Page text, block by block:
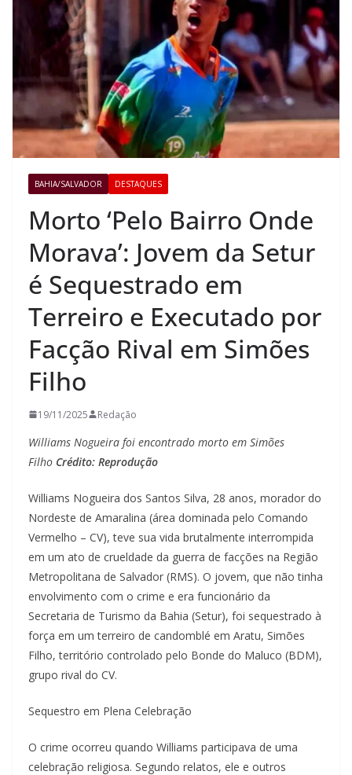
BAHIA/SALVADOR DESTAQUES
Morto ‘Pelo Bairro Onde
Morava’: Jovem da Setur
é Sequestrado em
Terreiro e Executado por
Facção Rival em Simões
Filho
19/11/2025 Redação
Williams Nogueira foi encontrado morto em Simões
Filho Crédito: Reprodução
Williams Nogueira dos Santos Silva, 28 anos, morador do
Nordeste de Amaralina (área dominada pelo Comando
Vermelho – CV), teve sua vida brutalmente interrompida
em um ato de crueldade da guerra de facções na Região
Metropolitana de Salvador (RMS). O jovem, que não tinha
envolvimento com o crime e era funcionário da
Secretaria de Turismo da Bahia (Setur), foi sequestrado à
força em um terreiro de candomblé em Aratu, Simões
Filho, território controlado pelo Bonde do Maluco (BDM),
grupo rival do CV.
Sequestro em Plena Celebração
O crime ocorreu quando Williams participava de uma
celebração religiosa. Segundo relatos, ele e outros